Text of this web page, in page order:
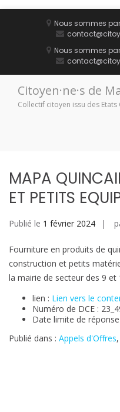
Nous sommes
Nous sommes
Citoyen·ne·s de
Collectif citoyen issu des
MAPA
ET PETITS
Publié le 1 février 2024
Fourniture en produits de
construction et petits
la mairie de secteur des 9
lien : Lien vers le
Numéro de DCE :
Date limite de
Publié dans : Appels d'Offres,